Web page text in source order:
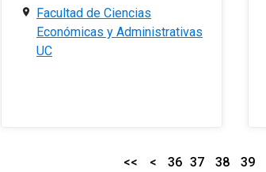
Facultad de Ciencias
Económicas y Administrativas
UC
<< < 36 37 38 39